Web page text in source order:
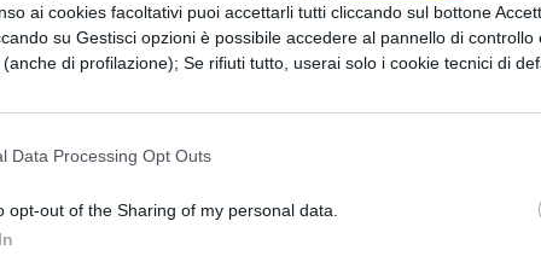
ai cookies facoltativi puoi accettarli tutti cliccando sul bottone
su Gestisci opzioni è possibile accedere al pannello di controllo
di profilazione); Se rifiuti tutto, userai solo i cookie tecnici di
Data Processing Opt Outs
opt-out of the Sharing of my personal data.
ASL hanno valore di certificazione. Si possono,
ci si trova difronte a DSA, non ci si rivolga
fatte da studi privati e viene effettuata
si vada all’ASL o presso uno studio privato, ci